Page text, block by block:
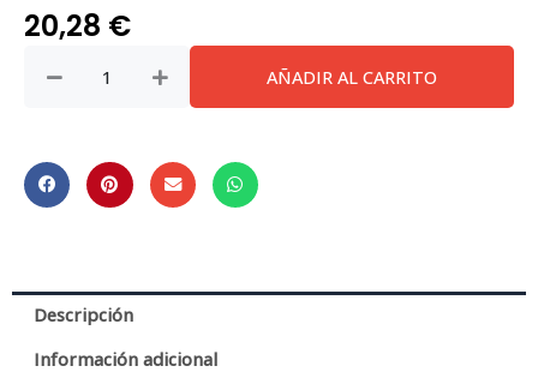
20,28 €
Cuadrado
-
4000K
cantidad
AÑADIR AL CARRITO
Descripción
Información adicional